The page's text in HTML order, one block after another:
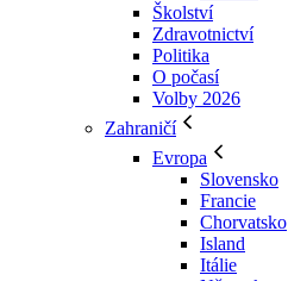
Školství
Zdravotnictví
Politika
O počasí
Volby 2026
Zahraničí
Evropa
Slovensko
Francie
Chorvatsko
Island
Itálie